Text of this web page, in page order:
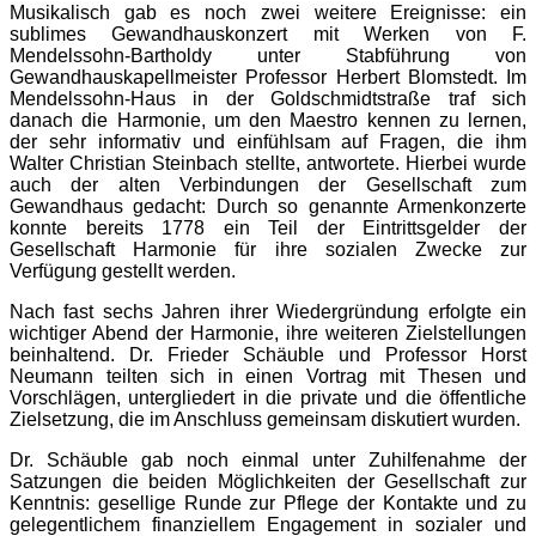
Musikalisch gab es noch zwei weitere Ereignisse: ein
sublimes Gewandhauskonzert mit Werken von F.
Mendelssohn-Bartholdy unter Stabführung von
Gewandhauskapellmeister Professor Herbert Blomstedt. Im
Mendelssohn-Haus in der Goldschmidtstraße traf sich
danach die Harmonie, um den Maestro kennen zu lernen,
der sehr informativ und einfühlsam auf Fragen, die ihm
Walter Christian Steinbach stellte, antwortete. Hierbei wurde
auch der alten Verbindungen der Gesellschaft zum
Gewandhaus gedacht: Durch so genannte Armenkonzerte
konnte bereits 1778 ein Teil der Eintrittsgelder der
Gesellschaft Harmonie für ihre sozialen Zwecke zur
Verfügung gestellt werden.
Nach fast sechs Jahren ihrer Wiedergründung erfolgte ein
wichtiger Abend der Harmonie, ihre weiteren Zielstellungen
beinhaltend. Dr. Frieder Schäuble und Professor Horst
Neumann teilten sich in einen Vortrag mit Thesen und
Vorschlägen, untergliedert in die private und die öffentliche
Zielsetzung, die im Anschluss gemeinsam diskutiert wurden.
Dr. Schäuble gab noch einmal unter Zuhilfenahme der
Satzungen die beiden Möglichkeiten der Gesellschaft zur
Kenntnis: gesellige Runde zur Pflege der Kontakte und zu
gelegentlichem finanziellem Engagement in sozialer und